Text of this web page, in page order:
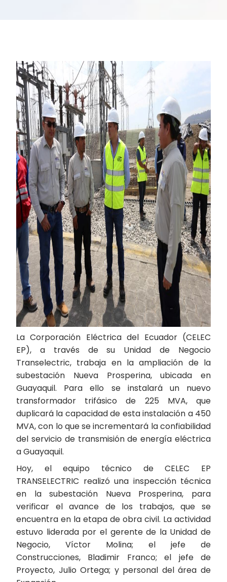
La Corporación Eléctrica del Ecuador (CELEC
EP), a través de su Unidad de Negocio
Transelectric, trabaja en la ampliación de la
subestación Nueva Prosperina, ubicada en
Guayaquil. Para ello se instalará un nuevo
transformador trifásico de 225 MVA, que
duplicará la capacidad de esta instalación a 450
MVA, con lo que se incrementará la confiabilidad
del servicio de transmisión de energía eléctrica
a Guayaquil.
Hoy, el equipo técnico de CELEC EP
TRANSELECTRIC realizó una inspección técnica
en la subestación Nueva Prosperina, para
verificar el avance de los trabajos, que se
encuentra en la etapa de obra civil. La actividad
estuvo liderada por el gerente de la Unidad de
Negocio, Víctor Molina; el jefe de
Construcciones, Bladimir Franco; el jefe de
Proyecto, Julio Ortega; y personal del área de